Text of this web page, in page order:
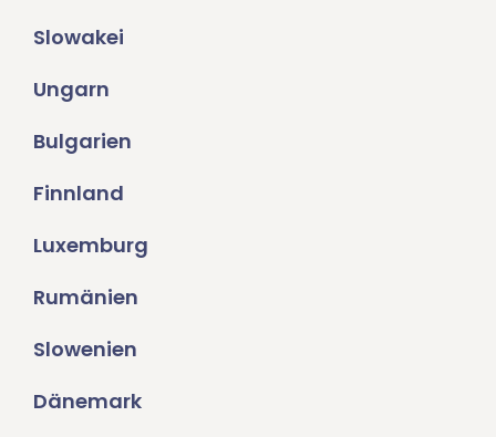
Slowakei
Ungarn
Bulgarien
Finnland
Luxemburg
Rumänien
Slowenien
Dänemark